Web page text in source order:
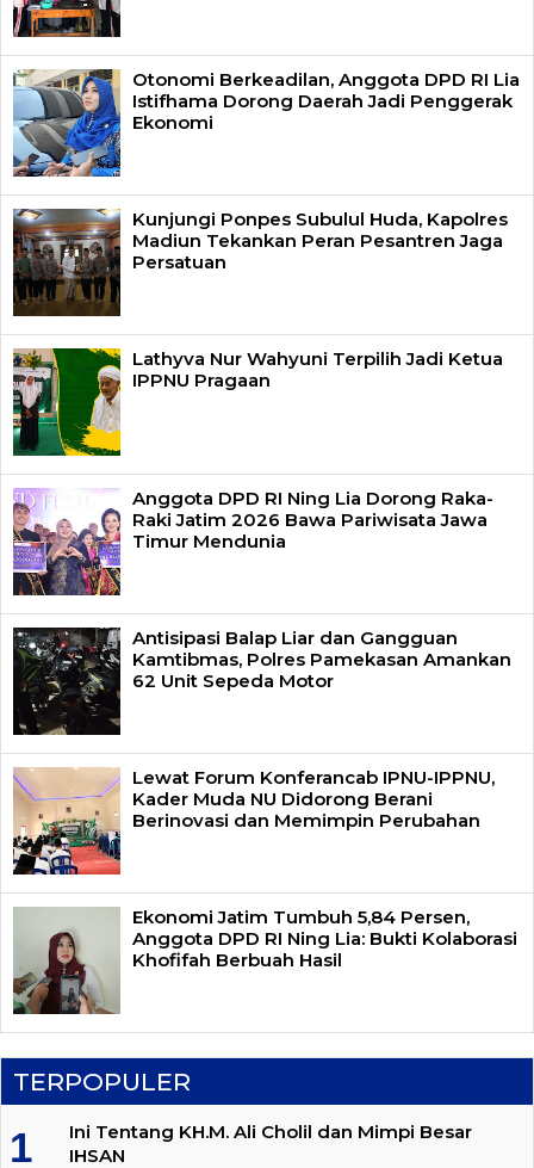
Otonomi Berkeadilan, Anggota DPD RI Lia
Istifhama Dorong Daerah Jadi Penggerak
Ekonomi
Kunjungi Ponpes Subulul Huda, Kapolres
Madiun Tekankan Peran Pesantren Jaga
Persatuan
Lathyva Nur Wahyuni Terpilih Jadi Ketua
IPPNU Pragaan
Anggota DPD RI Ning Lia Dorong Raka-
Raki Jatim 2026 Bawa Pariwisata Jawa
Timur Mendunia
Antisipasi Balap Liar dan Gangguan
Kamtibmas, Polres Pamekasan Amankan
62 Unit Sepeda Motor
Lewat Forum Konferancab IPNU-IPPNU,
Kader Muda NU Didorong Berani
Berinovasi dan Memimpin Perubahan
Ekonomi Jatim Tumbuh 5,84 Persen,
Anggota DPD RI Ning Lia: Bukti Kolaborasi
Khofifah Berbuah Hasil
TERPOPULER
Ini Tentang KH.M. Ali Cholil dan Mimpi Besar
IHSAN